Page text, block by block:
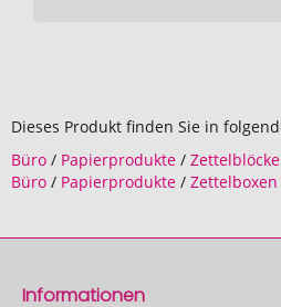
Dieses Produkt finden Sie in
Büro / Papierprodukte / Zettelblöcke
Büro / Papierprodukte / Zettelboxen
Informationen